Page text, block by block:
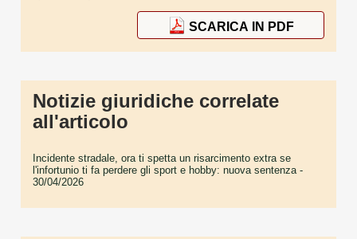
SCARICA IN PDF
Notizie giuridiche correlate
all'articolo
Incidente stradale, ora ti spetta un risarcimento extra se
l'infortunio ti fa perdere gli sport e hobby: nuova sentenza-
30/04/2026